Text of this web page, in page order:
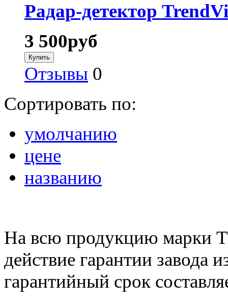
Радар-детектор
3 500руб
Отзывы 0
Сортировать по:
умолчанию
цене
названию
На всю продукцию марки
действие гарантии завода
гарантийный срок